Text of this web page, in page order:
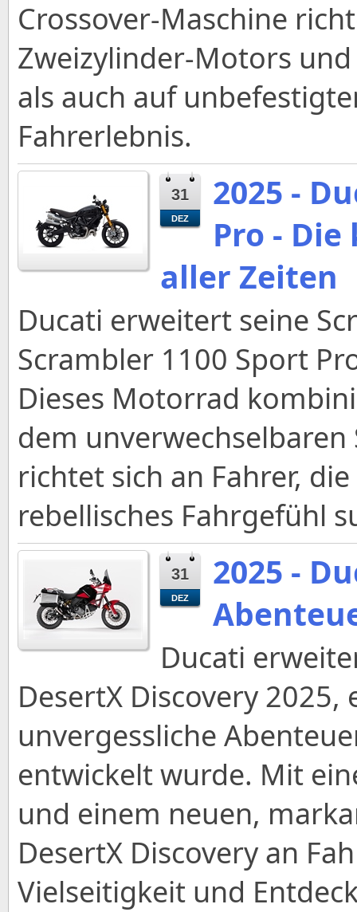
Crossover-Maschine
Zweizylinder-Motors
als auch auf
Fahrerlebnis.
31
DEZ
2025 -
Pro -
aller Zeiten
Ducati erweitert seine
Scrambler 1100 Sport
Dieses Motorrad
dem
richtet sich an Fahrer,
rebellisches Fahrgefühl
31
DEZ
2025 -
Ducati
DesertX Discovery
unvergessliche
entwickelt wurde. Mit
und einem neuen,
DesertX Discovery an
Vielseitigkeit und